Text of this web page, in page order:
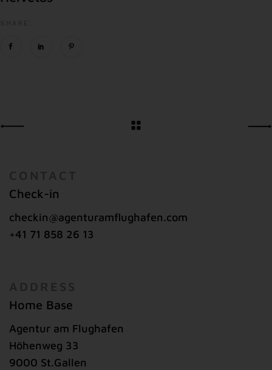
Check-in
checkin@agenturamflughafen.com
+41 71 858 26 13
Home Base
Agentur am Flughafen
Höhenweg 33
9000 St.Gallen